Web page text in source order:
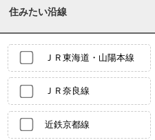
住みたい沿線
ＪＲ東海道・山陽本線
ＪＲ奈良線
近鉄京都線